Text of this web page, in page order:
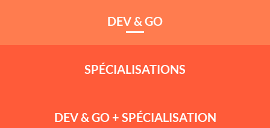
DEV & GO
SPÉCIALISATIONS
DEV & GO + SPÉCIALISATION